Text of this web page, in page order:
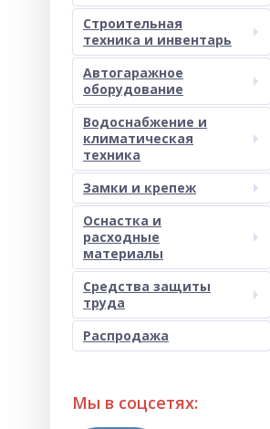
Строительная
техника и инвентарь
Автогаражное
оборудование
Водоснабжение и
климатическая
техника
Замки и крепеж
Оснастка и
расходные
материалы
Средства защиты
труда
Распродажа
Мы в соцсетях: